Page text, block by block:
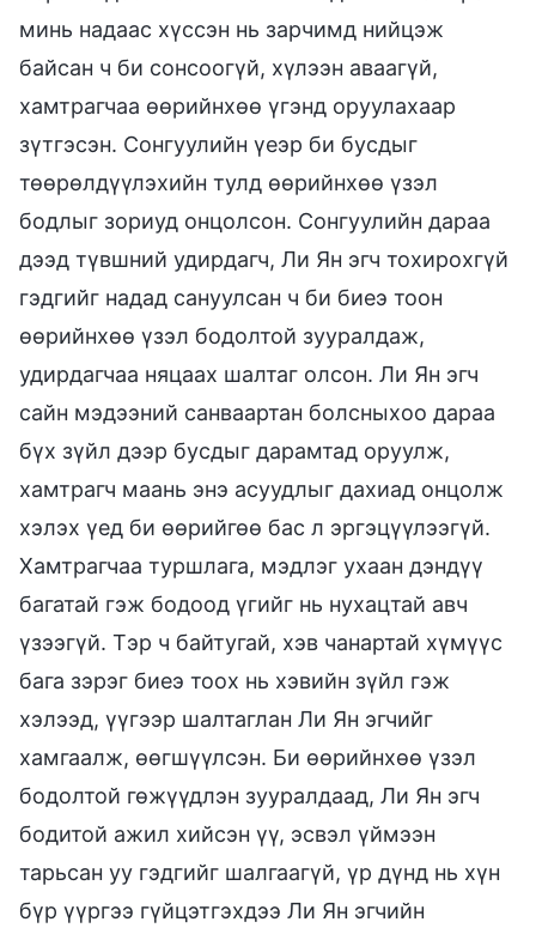
минь надаас хүссэн нь зарчимд нийцэж
байсан ч би сонсоогүй, хүлээн аваагүй,
хамтрагчаа өөрийнхөө үгэнд оруулахаар
зүтгэсэн. Сонгуулийн үеэр би бусдыг
төөрөлдүүлэхийн тулд өөрийнхөө үзэл
бодлыг зориуд онцолсон. Сонгуулийн дараа
дээд түвшний удирдагч, Ли Ян эгч тохирохгүй
гэдгийг надад сануулсан ч би биеэ тоон
өөрийнхөө үзэл бодолтой зууралдаж,
удирдагчаа няцаах шалтаг олсон. Ли Ян эгч
сайн мэдээний санваартан болсныхоо дараа
бүх зүйл дээр бусдыг дарамтад оруулж,
хамтрагч маань энэ асуудлыг дахиад онцолж
хэлэх үед би өөрийгөө бас л эргэцүүлээгүй.
Хамтрагчаа туршлага, мэдлэг ухаан дэндүү
багатай гэж бодоод үгийг нь нухацтай авч
үзээгүй. Тэр ч байтугай, хэв чанартай хүмүүс
бага зэрэг биеэ тоох нь хэвийн зүйл гэж
хэлээд, үүгээр шалтаглан Ли Ян эгчийг
хамгаалж, өөгшүүлсэн. Би өөрийнхөө үзэл
бодолтой гөжүүдлэн зууралдаад, Ли Ян эгч
бодитой ажил хийсэн үү, эсвэл үймээн
тарьсан уу гэдгийг шалгаагүй, үр дүнд нь хүн
бүр үүргээ гүйцэтгэхдээ Ли Ян эгчийн